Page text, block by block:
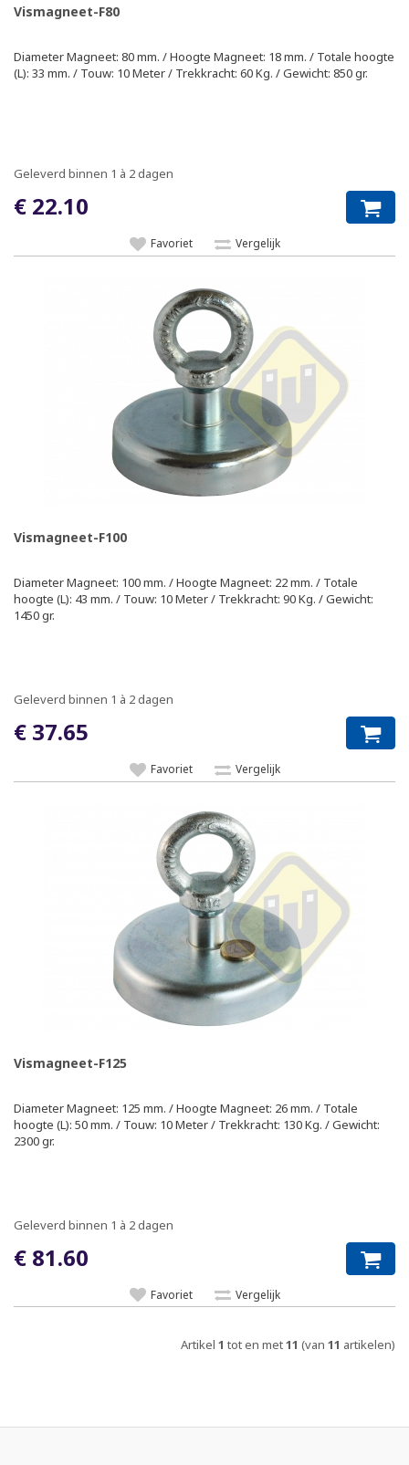
Vismagneet-F80
Diameter Magneet: 80 mm. / Hoogte Magneet: 18 mm. / Totale hoogte
(L): 33 mm. / Touw: 10 Meter / Trekkracht: 60 Kg. / Gewicht: 850 gr.
Geleverd binnen 1 à 2 dagen
€ 22.10
Favoriet Vergelijk
Vismagneet-F100
Diameter Magneet: 100 mm. / Hoogte Magneet: 22 mm. / Totale
hoogte (L): 43 mm. / Touw: 10 Meter / Trekkracht: 90 Kg. / Gewicht:
1450 gr.
Geleverd binnen 1 à 2 dagen
€ 37.65
Favoriet Vergelijk
Vismagneet-F125
Diameter Magneet: 125 mm. / Hoogte Magneet: 26 mm. / Totale
hoogte (L): 50 mm. / Touw: 10 Meter / Trekkracht: 130 Kg. / Gewicht:
2300 gr.
Geleverd binnen 1 à 2 dagen
€ 81.60
Favoriet Vergelijk
Artikel 1 tot en met11 (van 11 artikelen)